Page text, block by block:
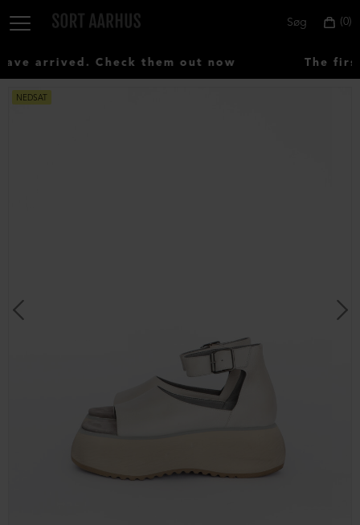
0
Søg
arrived. Check them out now The first
NEDSAT